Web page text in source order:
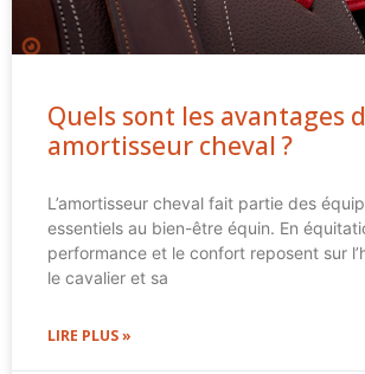
Quels sont les avantages
amortisseur cheval ?
L’amortisseur cheval fait partie des
essentiels au bien-être équin. En
performance et le confort reposent sur
le cavalier et sa
LIRE PLUS »